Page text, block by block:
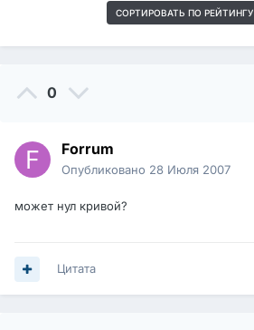
СОРТИРОВАТЬ ПО РЕЙТИНГУ
0
Forrum
Опубликовано 28 Июля 2007
может нул кривой?
Цитата